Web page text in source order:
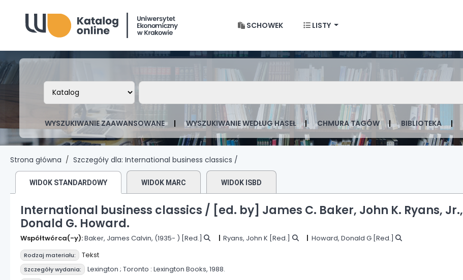
Biblioteka Uniwersytetu Ekonomicznego w Krakowie
SCHOWEK LISTY
Szukaj w katalogu po:Szukaj w katalogu po słowie kluczowym
WYSZUKIWANIE ZAAWANSOWANE WYSZUKIWANIE WEDŁUG HASEŁ CHMURA TAGÓW BIBLIOTEKA
Strona główna Szczegóły dla: International business classics /
WIDOK STANDARDOWY WIDOK MARC WIDOK ISBD
International business classics / [ed. by] James C. Baker, John K. Ryans, Jr.,
Donald G. Howard.
Współtwórca(-y):Baker, James Calvin, (1935- ) [Red.] Ryans, John K [Red.] Howard, Donald G[Red.]
Rodzaj materiału: Tekst
Szczegóły wydania: Lexington ; Toronto : Lexington Books, 1988.